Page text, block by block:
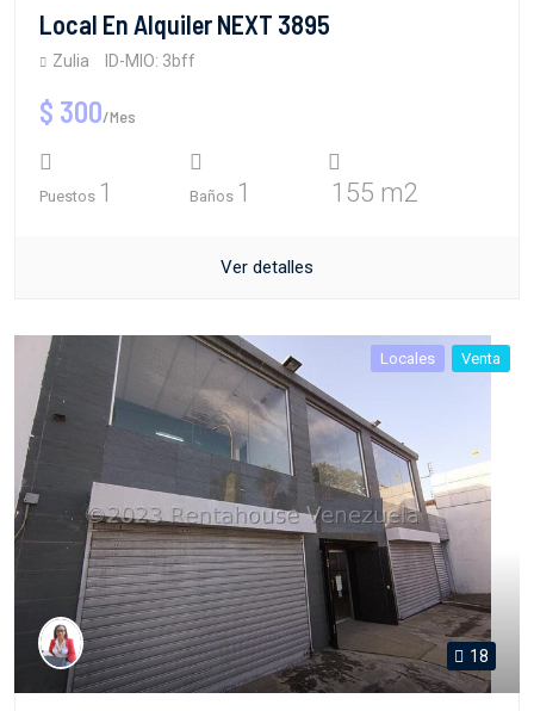
Local En Alquiler NEXT 3895
Zulia ID-MIO: 3bff
$ 300/Mes
Puestos 1 Baños 1 155 m2
Ver detalles
Locales Venta
18